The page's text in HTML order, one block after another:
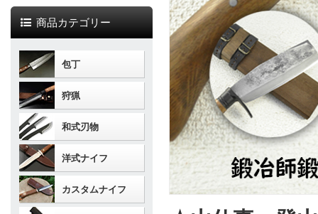
商品カテゴリー
包丁
狩猟
和式刃物
洋式ナイフ
カスタムナイフ